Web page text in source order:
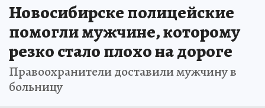
Новосибирске полицейские
помогли мужчине, которому
резко стало плохо на дороге
Правоохранители доставили мужчину в
больницу